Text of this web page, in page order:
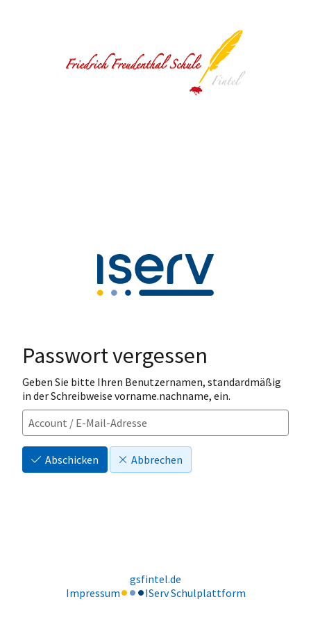
Passwort vergessen
Geben Sie bitte Ihren Benutzernamen, standardmäßig
in der Schreibweise vorname.nachname, ein.
Abschicken Abbrechen
gsfintel.de
Impressum
IServ Schulplattform